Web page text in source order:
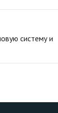
систему и